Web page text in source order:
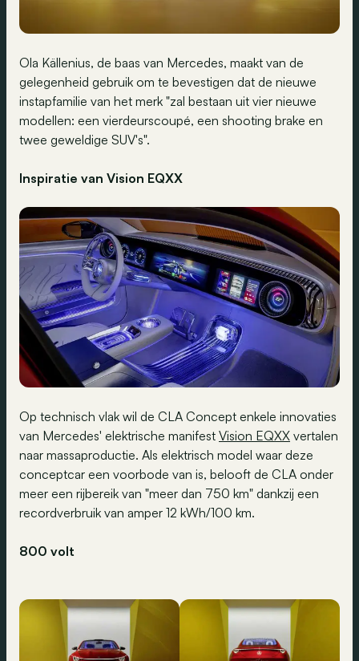
Ola Källenius, de baas van Mercedes, maakt van de
gelegenheid gebruik om te bevestigen dat de nieuwe
instapfamilie van het merk "zal bestaan uit vier nieuwe
modellen: een vierdeurscoupé, een shooting brake en
twee geweldige SUV's".
Inspiratie van Vision EQXX
Op technisch vlak wil de CLA Concept enkele innovaties
van Mercedes' elektrische manifest Vision EQXX vertalen
naar massaproductie. Als elektrisch model waar deze
conceptcar een voorbode van is, belooft de CLA onder
meer een rijbereik van "meer dan 750 km" dankzij een
recordverbruik van amper 12 kWh/100 km.
800 volt